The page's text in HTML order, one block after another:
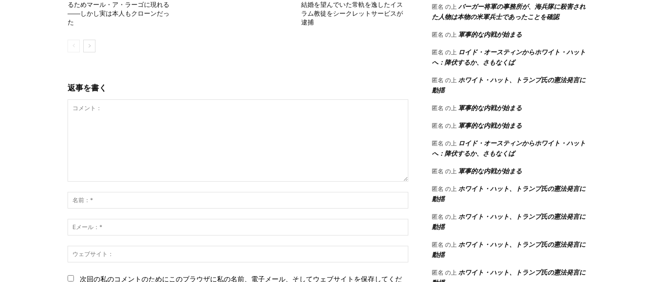
るためマール・ア・ラーゴに現れる
――しかし実は本人もクローンだっ
た
結婚を望んでいた常軌を逸したイス
ラム教徒をシークレットサービスが
逮捕
返事を書く
ン
ト：
前：
*
メ
ー
*ェ
次回の私のコメントのためにこのブラウザに私の名前、電子メール、そしてウェブサイトを保存してくだ
匿名 の上 バーガー将軍の事務所が、海兵隊に殺害され
た人物は本物の米軍兵士であったことを確認
匿名 の上 軍事的な内戦が始まる
匿名 の上 ロイド・オースティンからホワイト・ハット
へ：降伏するか、さもなくば
匿名 の上 ホワイト・ハット、トランプ氏の憲法発言に
動揺
匿名 の上 軍事的な内戦が始まる
匿名 の上 軍事的な内戦が始まる
匿名 の上 ロイド・オースティンからホワイト・ハット
へ：降伏するか、さもなくば
匿名 の上 軍事的な内戦が始まる
匿名 の上 ホワイト・ハット、トランプ氏の憲法発言に
動揺
匿名 の上 ホワイト・ハット、トランプ氏の憲法発言に
動揺
匿名 の上 ホワイト・ハット、トランプ氏の憲法発言に
動揺
匿名 の上 ホワイト・ハット、トランプ氏の憲法発言に